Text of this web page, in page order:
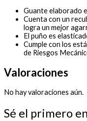
Guante elaborado
Cuenta con un
logra un mejor
El puño es
Cumple con los
de Riesgos
Valoraciones
No hay valoraciones aún.
Sé el primero